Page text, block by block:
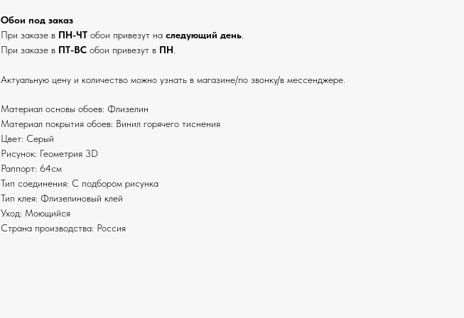
Обои под заказ
При заказе в ПН-ЧТ обои привезут на следующий день
При заказе в ПТ-ВС обои привезут в ПН
Актуальную цену и количество можно узнать в магазине/по звонку/в мессенджере.
Материал основы обоев: Флизелин
Материал покрытия обоев: Винил горячего тиснения
Цвет: Серый
Рисунок: Геометрия 3D
Раппорт: 64см
Тип соединения: С подбором рисунка
Тип клея: Флизелиновый клей
Уход: Моющийся
Страна производства: Россия